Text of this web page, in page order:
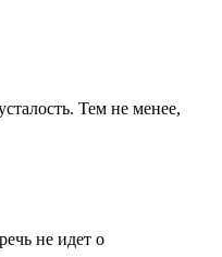
Тем не менее,
не идет о